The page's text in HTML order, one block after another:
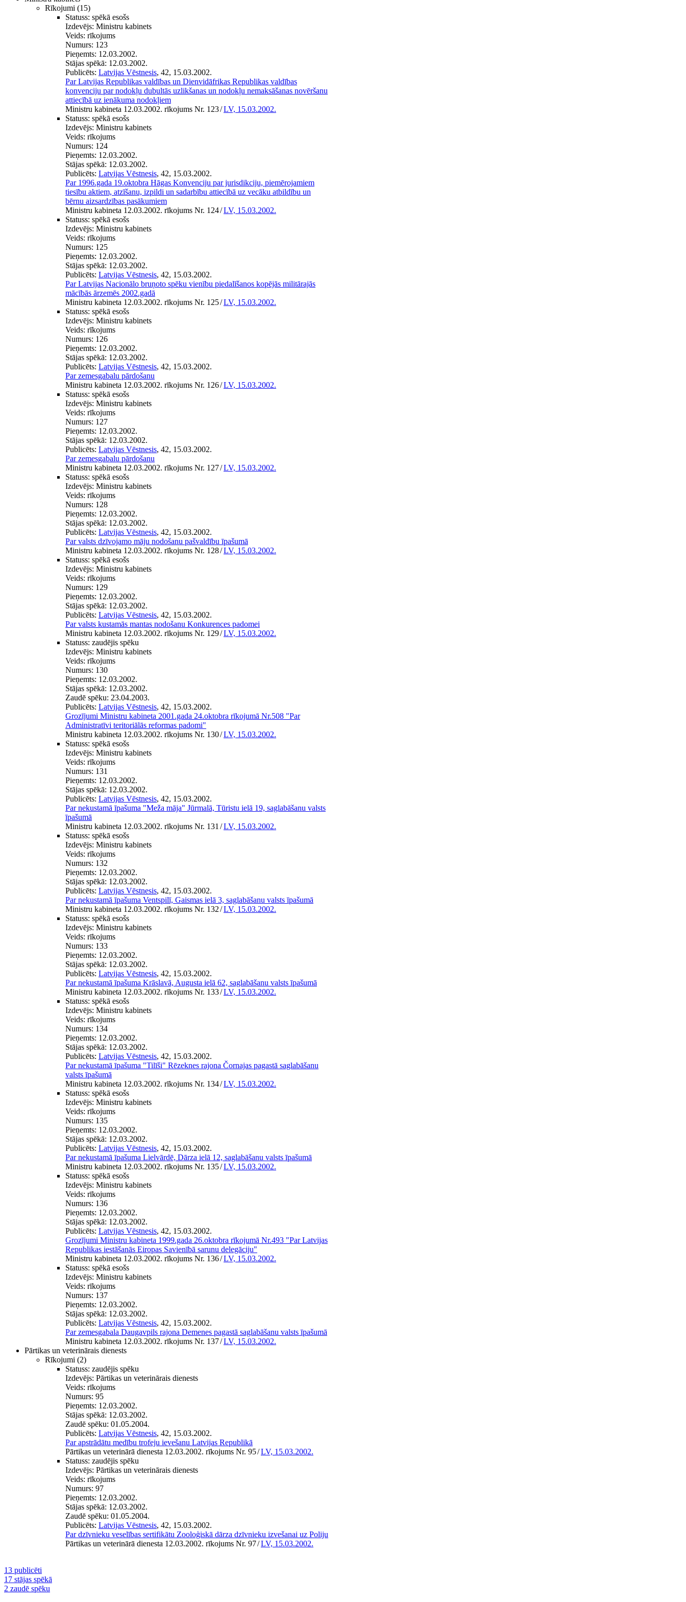
Rīkojumi (15)
Statuss: spēkā esošs
Izdevējs: Ministru kabinets
Veids: rīkojums
Numurs: 123
Pieņemts: 12.03.2002.
Stājas spēkā: 12.03.2002.
Publicēts: Latvijas Vēstnesis, 42, 15.03.2002.
Par Latvijas Republikas valdības un Dienvidāfrikas Republikas valdības
konvenciju par nodokļu dubultās uzlikšanas un nodokļu nemaksāšanas novēršanu
attiecībā uz ienākuma nodokļiem
Ministru kabineta 12.03.2002. rīkojums Nr. 123/LV, 15.03.2002.
Statuss: spēkā esošs
Izdevējs: Ministru kabinets
Veids: rīkojums
Numurs: 124
Pieņemts: 12.03.2002.
Stājas spēkā: 12.03.2002.
Publicēts: Latvijas Vēstnesis, 42, 15.03.2002.
Par 1996.gada 19.oktobra Hāgas Konvenciju par jurisdikciju, piemērojamiem
tiesību aktiem, atzīšanu, izpildi un sadarbību attiecībā uz vecāku atbildību un
bērnu aizsardzības pasākumiem
Ministru kabineta 12.03.2002. rīkojums Nr. 124/LV, 15.03.2002.
Statuss: spēkā esošs
Izdevējs: Ministru kabinets
Veids: rīkojums
Numurs: 125
Pieņemts: 12.03.2002.
Stājas spēkā: 12.03.2002.
Publicēts: Latvijas Vēstnesis, 42, 15.03.2002.
Par Latvijas Nacionālo bruņoto spēku vienību piedalīšanos kopējās militārajās
mācībās ārzemēs 2002.gadā
Ministru kabineta 12.03.2002. rīkojums Nr. 125/LV, 15.03.2002.
Statuss: spēkā esošs
Izdevējs: Ministru kabinets
Veids: rīkojums
Numurs: 126
Pieņemts: 12.03.2002.
Stājas spēkā: 12.03.2002.
Publicēts: Latvijas Vēstnesis, 42, 15.03.2002.
Par zemesgabalu pārdošanu
Ministru kabineta 12.03.2002. rīkojums Nr. 126/LV, 15.03.2002.
Statuss: spēkā esošs
Izdevējs: Ministru kabinets
Veids: rīkojums
Numurs: 127
Pieņemts: 12.03.2002.
Stājas spēkā: 12.03.2002.
Publicēts: Latvijas Vēstnesis, 42, 15.03.2002.
Par zemesgabalu pārdošanu
Ministru kabineta 12.03.2002. rīkojums Nr. 127/LV, 15.03.2002.
Statuss: spēkā esošs
Izdevējs: Ministru kabinets
Veids: rīkojums
Numurs: 128
Pieņemts: 12.03.2002.
Stājas spēkā: 12.03.2002.
Publicēts: Latvijas Vēstnesis, 42, 15.03.2002.
Par valsts dzīvojamo māju nodošanu pašvaldību īpašumā
Ministru kabineta 12.03.2002. rīkojums Nr. 128/LV, 15.03.2002.
Statuss: spēkā esošs
Izdevējs: Ministru kabinets
Veids: rīkojums
Numurs: 129
Pieņemts: 12.03.2002.
Stājas spēkā: 12.03.2002.
Publicēts: Latvijas Vēstnesis, 42, 15.03.2002.
Par valsts kustamās mantas nodošanu Konkurences padomei
Ministru kabineta 12.03.2002. rīkojums Nr. 129/LV, 15.03.2002.
Statuss: zaudējis spēku
Izdevējs: Ministru kabinets
Veids: rīkojums
Numurs: 130
Pieņemts: 12.03.2002.
Stājas spēkā: 12.03.2002.
Zaudē spēku: 23.04.2003.
Publicēts: Latvijas Vēstnesis, 42, 15.03.2002.
Grozījumi Ministru kabineta 2001.gada 24.oktobra rīkojumā Nr.508 "Par
Administratīvi teritoriālās reformas padomi"
Ministru kabineta 12.03.2002. rīkojums Nr. 130/LV, 15.03.2002.
Statuss: spēkā esošs
Izdevējs: Ministru kabinets
Veids: rīkojums
Numurs: 131
Pieņemts: 12.03.2002.
Stājas spēkā: 12.03.2002.
Publicēts: Latvijas Vēstnesis, 42, 15.03.2002.
Par nekustamā īpašuma "Meža māja" Jūrmalā, Tūristu ielā 19, saglabāšanu valsts
īpašumā
Ministru kabineta 12.03.2002. rīkojums Nr. 131 /LV, 15.03.2002.
Statuss: spēkā esošs
Izdevējs: Ministru kabinets
Veids: rīkojums
Numurs: 132
Pieņemts: 12.03.2002.
Stājas spēkā: 12.03.2002.
Publicēts: Latvijas Vēstnesis, 42, 15.03.2002.
Par nekustamā īpašuma Ventspilī, Gaismas ielā 3, saglabāšanu valsts īpašumā
Ministru kabineta 12.03.2002. rīkojums Nr. 132/LV, 15.03.2002.
Statuss: spēkā esošs
Izdevējs: Ministru kabinets
Veids: rīkojums
Numurs: 133
Pieņemts: 12.03.2002.
Stājas spēkā: 12.03.2002.
Publicēts: Latvijas Vēstnesis, 42, 15.03.2002.
Par nekustamā īpašuma Krāslavā, Augusta ielā 62, saglabāšanu valsts īpašumā
Ministru kabineta 12.03.2002. rīkojums Nr. 133/LV, 15.03.2002.
Statuss: spēkā esošs
Izdevējs: Ministru kabinets
Veids: rīkojums
Numurs: 134
Pieņemts: 12.03.2002.
Stājas spēkā: 12.03.2002.
Publicēts: Latvijas Vēstnesis, 42, 15.03.2002.
Par nekustamā īpašuma "Tilīši" Rēzeknes rajona Čornajas pagastā saglabāšanu
valsts īpašumā
Ministru kabineta 12.03.2002. rīkojums Nr. 134/LV, 15.03.2002.
Statuss: spēkā esošs
Izdevējs: Ministru kabinets
Veids: rīkojums
Numurs: 135
Pieņemts: 12.03.2002.
Stājas spēkā: 12.03.2002.
Publicēts: Latvijas Vēstnesis, 42, 15.03.2002.
Par nekustamā īpašuma Lielvārdē, Dārza ielā 12, saglabāšanu valsts īpašumā
Ministru kabineta 12.03.2002. rīkojums Nr. 135/LV, 15.03.2002.
Statuss: spēkā esošs
Izdevējs: Ministru kabinets
Veids: rīkojums
Numurs: 136
Pieņemts: 12.03.2002.
Stājas spēkā: 12.03.2002.
Publicēts: Latvijas Vēstnesis, 42, 15.03.2002.
Grozījumi Ministru kabineta 1999.gada 26.oktobra rīkojumā Nr.493 "Par Latvijas
Republikas iestāšanās Eiropas Savienībā sarunu delegāciju"
Ministru kabineta 12.03.2002. rīkojums Nr. 136/LV, 15.03.2002.
Statuss: spēkā esošs
Izdevējs: Ministru kabinets
Veids: rīkojums
Numurs: 137
Pieņemts: 12.03.2002.
Stājas spēkā: 12.03.2002.
Publicēts: Latvijas Vēstnesis, 42, 15.03.2002.
Par zemesgabala Daugavpils rajona Demenes pagastā saglabāšanu valsts īpašumā
Ministru kabineta 12.03.2002. rīkojums Nr. 137/LV, 15.03.2002.
Pārtikas un veterinārais dienests
Rīkojumi (2)
Statuss: zaudējis spēku
Izdevējs: Pārtikas un veterinārais dienests
Veids: rīkojums
Numurs: 95
Pieņemts: 12.03.2002.
Stājas spēkā: 12.03.2002.
Zaudē spēku: 01.05.2004.
Publicēts: Latvijas Vēstnesis, 42, 15.03.2002.
Par apstrādātu medību trofeju ievešanu Latvijas Republikā
Pārtikas un veterinārā dienesta 12.03.2002. rīkojums Nr. 95/LV, 15.03.2002.
Statuss: zaudējis spēku
Izdevējs: Pārtikas un veterinārais dienests
Veids: rīkojums
Numurs: 97
Pieņemts: 12.03.2002.
Stājas spēkā: 12.03.2002.
Zaudē spēku: 01.05.2004.
Publicēts: Latvijas Vēstnesis, 42, 15.03.2002.
Par dzīvnieku veselības sertifikātu Zooloģiskā dārza dzīvnieku izvešanai uz Poliju
Pārtikas un veterinārā dienesta 12.03.2002. rīkojums Nr. 97/LV, 15.03.2002.
13 publicēti
17 stājas spēkā
2 zaudē spēku